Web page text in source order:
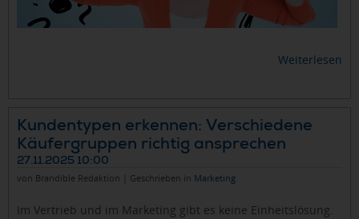
Weiterlesen
Kundentypen erkennen: Verschiedene
Käufergruppen richtig ansprechen
27.11.2025 10:00
von Brandible Redaktion | Geschrieben in Marketing
Im Vertrieb und im Marketing gibt es keine Einheitslösung.